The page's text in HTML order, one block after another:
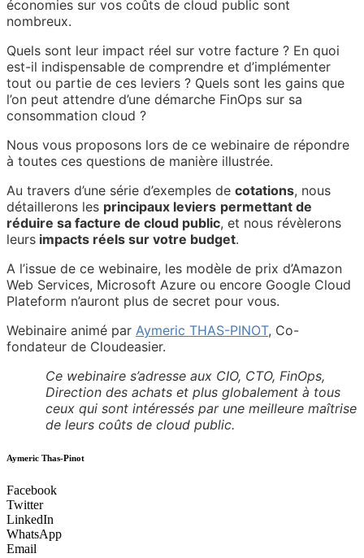
économies sur vos coûts de cloud public sont
nombreux.
Quels sont leur impact réel sur votre facture ? En quoi
est-il indispensable de comprendre et d’implémenter
tout ou partie de ces leviers ? Quels sont les gains que
l’on peut attendre d’une démarche FinOps sur sa
consommation cloud ?
Nous vous proposons lors de ce webinaire de répondre
à toutes ces questions de manière illustrée.
Au travers d’une série d’exemples de cotations, nous
détaillerons les principaux leviers permettant de
réduire sa facture de cloud public, et nous révèlerons
leurs impacts réels sur votre budget.
A l’issue de ce webinaire, les modèle de prix d’Amazon
Web Services, Microsoft Azure ou encore Google Cloud
Plateform n’auront plus de secret pour vous.
Webinaire animé par Aymeric THAS-PINOT, Co-
fondateur de Cloudeasier.
Ce webinaire s’adresse aux CIO, CTO, FinOps,
Direction des achats et plus globalement à tous
ceux qui sont intéressés par une meilleure maîtrise
de leurs coûts de cloud public.
Aymeric Thas-Pinot
Facebook
Twitter
LinkedIn
WhatsApp
Email